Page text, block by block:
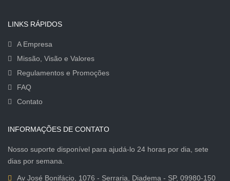
LINKS RÁPIDOS
A Empresa
Missão, Visão e Valores
Regulamentos e Promoções
FAQ
Contato
INFORMAÇÕES DE CONTATO
Nosso suporte disponível para ajudá-lo 24 horas por dia, sete
dias por semana.
Av José Bonifácio, 1076 - Serraria, Diadema - SP, 09980-150